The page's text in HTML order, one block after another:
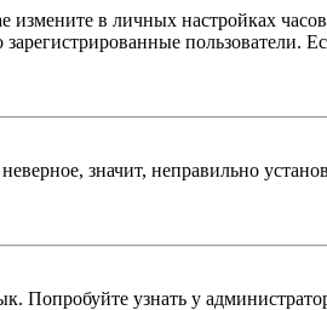
измените в личных настройках
пользователи.
значит, неправильно
Попробуйте узнать у